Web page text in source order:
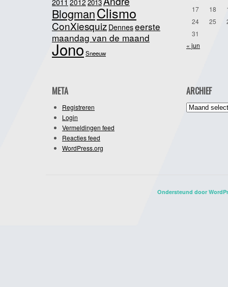
2011 2012 2013
BlogmanClismo
ConXiesquiz Denneseerste
maandag van de maand
JonoSneeuw
17
18
24
25
31
« jun
META
Registreren
Login
Vermeldingen feed
Reacties feed
WordPress.org
ARCHIEF
Archief
Ondersteund door